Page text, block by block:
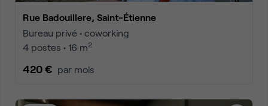
Rue Badouillere, Saint-Étienne
Bureau privé • coworking
4 postes • 16 m2
420 € par mois